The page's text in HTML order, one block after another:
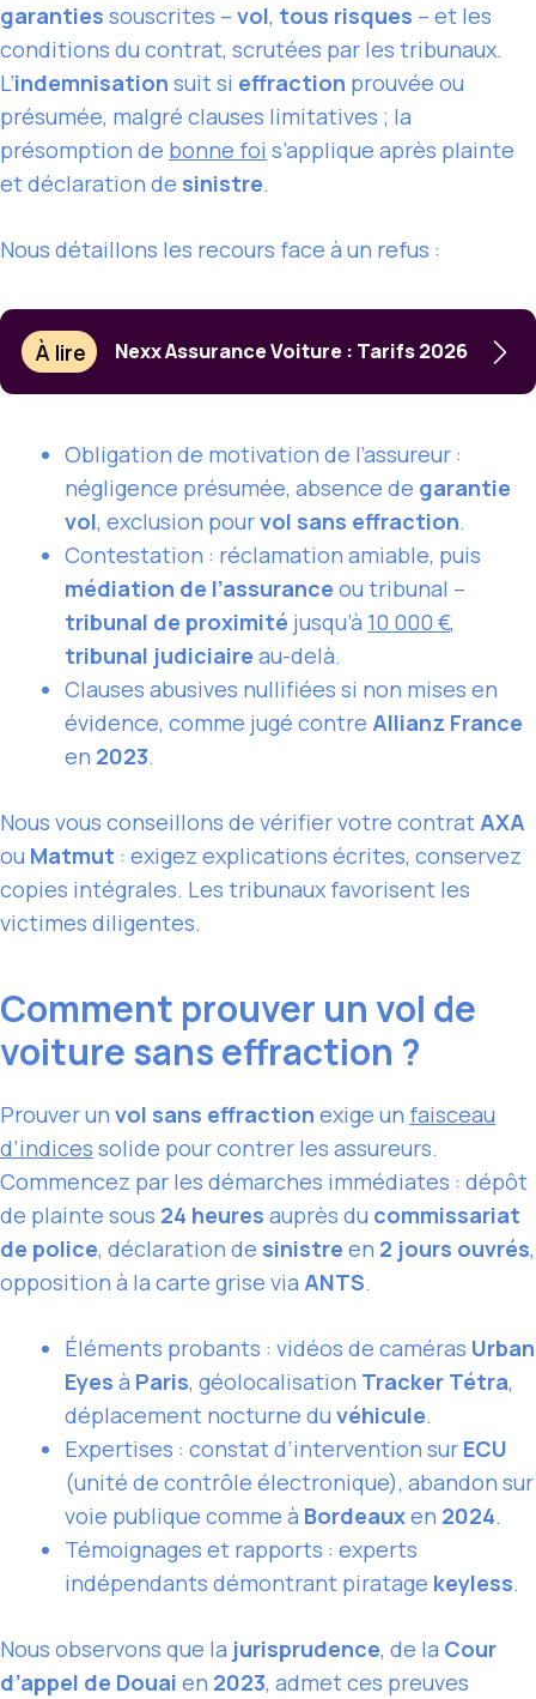
garanties souscrites – vol, tous risques – et les
conditions du contrat, scrutées par les tribunaux.
L’indemnisation suit si effraction prouvée ou
présumée, malgré clauses limitatives ; la
présomption de bonne foi s’applique après plainte
et déclaration de sinistre.
Nous détaillons les recours face à un refus :
À lire Nexx Assurance Voiture : Tarifs 2026
Obligation de motivation de l’assureur :
négligence présumée, absence de garantie
vol, exclusion pourvol sans effraction.
Contestation : réclamation amiable, puis
médiation de l’assurance ou tribunal –
tribunal de proximité jusqu’à 10 000 €,
tribunal judiciaire au-delà.
Clauses abusives nullifiées si non mises en
évidence, comme jugé contre Allianz France
en 2023.
Nous vous conseillons de vérifier votre contrat AXA
ou Matmut : exigez explications écrites, conservez
copies intégrales. Les tribunaux favorisent les
victimes diligentes.
Comment prouver un vol de
voiture sans effraction ?
Prouver un vol sans effraction exige un faisceau
d’indices solide pour contrer les assureurs.
Commencez par les démarches immédiates : dépôt
de plainte sous 24 heures auprès du commissariat
de police, déclaration de sinistre en 2 jours ouvrés,
opposition à la carte grise via ANTS.
Éléments probants : vidéos de caméras Urban
Eyes à Paris, géolocalisation Tracker Tétra,
déplacement nocturne du véhicule.
Expertises : constat d’intervention sur ECU
(unité de contrôle électronique), abandon sur
voie publique comme à Bordeauxen 2024.
Témoignages et rapports : experts
indépendants démontrant piratage keyless.
Nous observons que la jurisprudence, de la Cour
d’appel de Douai en 2023, admet ces preuves